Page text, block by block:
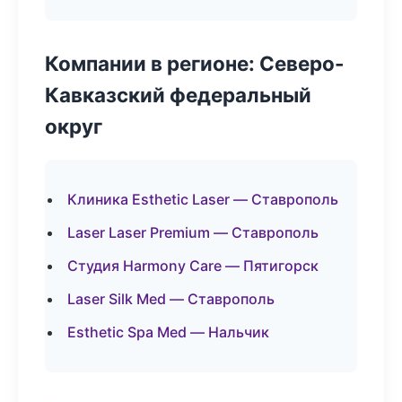
Компании в регионе: Северо-
Кавказский федеральный
округ
Клиника Esthetic Laser — Ставрополь
Laser Laser Premium — Ставрополь
Студия Harmony Care — Пятигорск
Laser Silk Med — Ставрополь
Esthetic Spa Med — Нальчик